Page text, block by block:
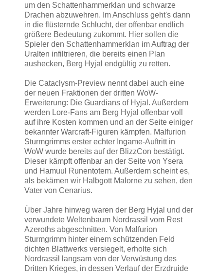
um den Schattenhammerklan und schwarze
Drachen abzuwehren. Im Anschluss geht's dann
in die flüsternde Schlucht, der offenbar endlich
größere Bedeutung zukommt. Hier sollen die
Spieler den Schattenhammerklan im Auftrag der
Uralten infiltrieren, die bereits einen Plan
aushecken, Berg Hyjal endgültig zu retten.
Die Cataclysm-Preview nennt dabei auch eine
der neuen Fraktionen der dritten WoW-
Erweiterung: Die Guardians of Hyjal. Außerdem
werden Lore-Fans am Berg Hyjal offenbar voll
auf ihre Kosten kommen und an der Seite einiger
bekannter Warcraft-Figuren kämpfen. Malfurion
Sturmgrimms erster echter Ingame-Auftritt in
WoW wurde bereits auf der BlizzCon bestätigt.
Dieser kämpft offenbar an der Seite von Ysera
und Hamuul Runentotem. Außerdem scheint es,
als bekämen wir Halbgott Malorne zu sehen, den
Vater von Cenarius.
Über Jahre hinweg waren der Berg Hyjal und der
verwundete Weltenbaum Nordrassil vom Rest
Azeroths abgeschnitten. Von Malfurion
Sturmgrimm hinter einem schützenden Feld
dichten Blattwerks versiegelt, erholte sich
Nordrassil langsam von der Verwüstung des
Dritten Krieges, in dessen Verlauf der Erzdruide